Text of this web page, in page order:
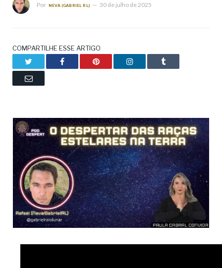
Por NEVA (GABRIEL RL) 30 de julho de 2025
COMPARTILHE ESSE ARTIGO
Facebook Pinterest LinkedIn Tumblr
Email